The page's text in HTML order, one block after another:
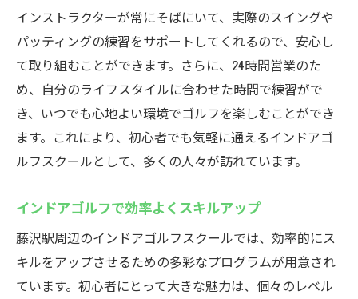
インストラクターが常にそばにいて、実際のスイングや
パッティングの練習をサポートしてくれるので、安心し
て取り組むことができます。さらに、24時間営業のた
め、自分のライフスタイルに合わせた時間で練習がで
き、いつでも心地よい環境でゴルフを楽しむことができ
ます。これにより、初心者でも気軽に通えるインドアゴ
ルフスクールとして、多くの人々が訪れています。
インドアゴルフで効率よくスキルアップ
藤沢駅周辺のインドアゴルフスクールでは、効率的にス
キルをアップさせるための多彩なプログラムが用意され
ています。初心者にとって大きな魅力は、個々のレベル